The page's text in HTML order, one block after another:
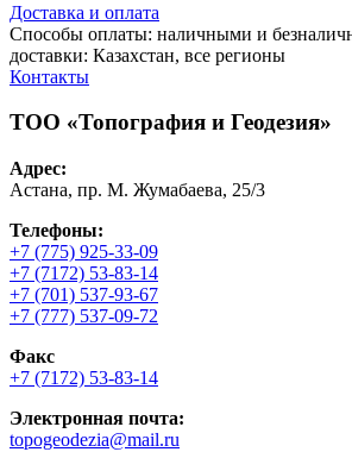
Доставка и оплата
Способы оплаты: наличными и
доставки: Казахстан, все регионы
Контакты
ТОО «Топография и Геодезия»
Адрес:
Астана, пр. М. Жумабаева, 25/3
Телефоны:
+7 (775) 925-33-09
+7 (7172) 53-83-14
+7 (701) 537-93-67
+7 (777) 537-09-72
Факс
+7 (7172) 53-83-14
Электронная почта:
topogeodezia@mail.ru